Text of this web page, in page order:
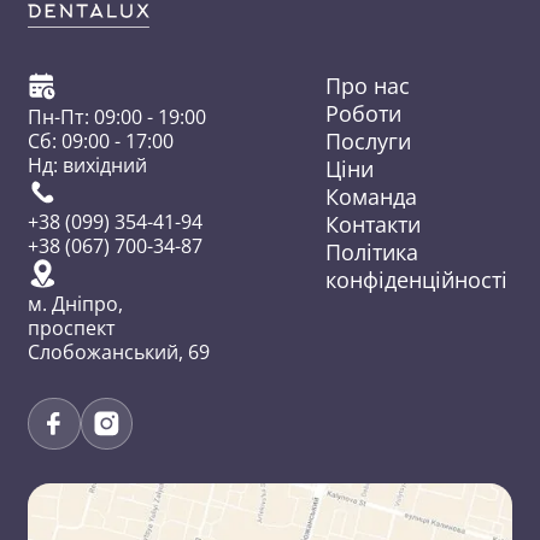
Про нас
Роботи
Послуги
Ціни
Команда
Контакти
Політика
конфіденційності
Пн-Пт: 09:00 - 19:00
Сб: 09:00 - 17:00
Нд: вихідний
+38 (099) 354-41-94
+38 (067) 700-34-87
м. Дніпро,
проспект
Слобожанський, 69